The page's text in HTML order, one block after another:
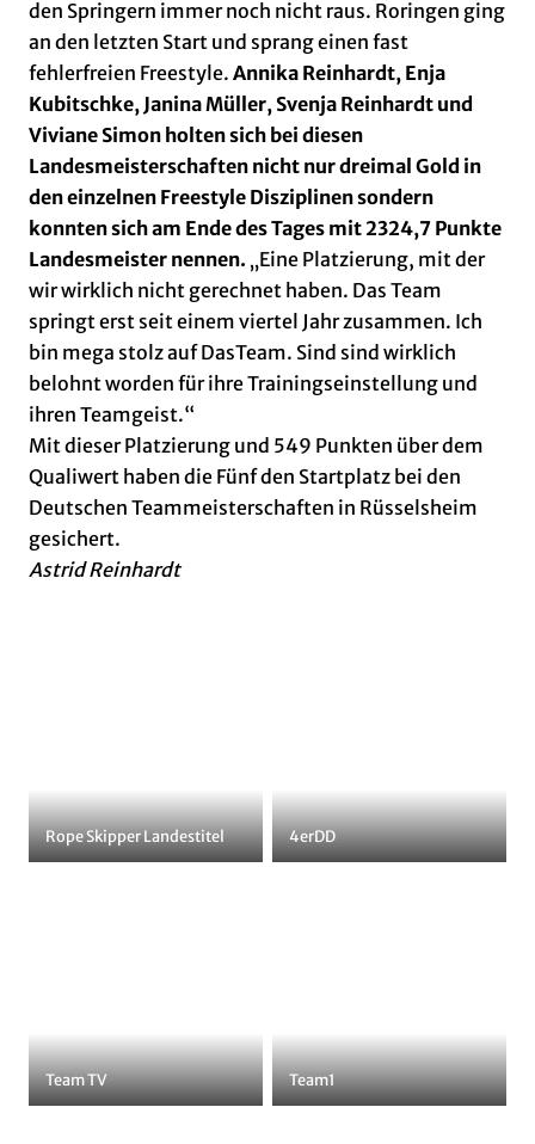
den Springern immer noch nicht raus. Roringen ging
an den letzten Start und sprang einen fast
fehlerfreien Freestyle. Annika Reinhardt, Enja
Kubitschke, Janina Müller, Svenja Reinhardt und
Viviane Simon holten sich bei diesen
Landesmeisterschaften nicht nur dreimal Gold in
den einzelnen Freestyle Disziplinen sondern
konnten sich am Ende des Tages mit 2324,7 Punkte
Landesmeister nennen. „Eine Platzierung, mit der
wir wirklich nicht gerechnet haben. Das Team
springt erst seit einem viertel Jahr zusammen. Ich
bin mega stolz auf DasTeam. Sind sind wirklich
belohnt worden für ihre Trainingseinstellung und
ihren Teamgeist.“
Mit dieser Platzierung und 549 Punkten über dem
Qualiwert haben die Fünf den Startplatz bei den
Deutschen Teammeisterschaften in Rüsselsheim
gesichert.
Astrid Reinhardt
Rope Skipper Landestitel 4erDD
Team TV Team1